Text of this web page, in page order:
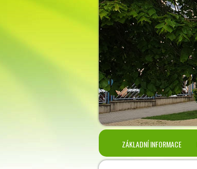
ZÁKLADNÍ INFORMACE